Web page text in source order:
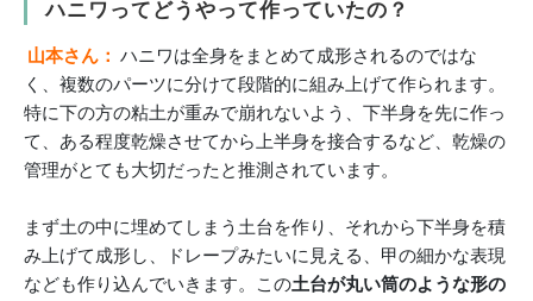
ハニワってどうやって作っていたの？
山本さん： ハニワは全身をまとめて成形されるのではな
く、複数のパーツに分けて段階的に組み上げて作られます。
特に下の方の粘土が重みで崩れないよう、下半身を先に作っ
て、ある程度乾燥させてから上半身を接合するなど、乾燥の
管理がとても大切だったと推測されています。
まず土の中に埋めてしまう土台を作り、それから下半身を積
み上げて成形し、ドレープみたいに見える、甲の細かな表現
なども作り込んでいきます。この土台が丸い筒のような形の